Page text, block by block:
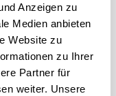
Anzeigen zu
Medien anbieten
Website zu
zu Ihrer
Partner für
weiter. Unsere